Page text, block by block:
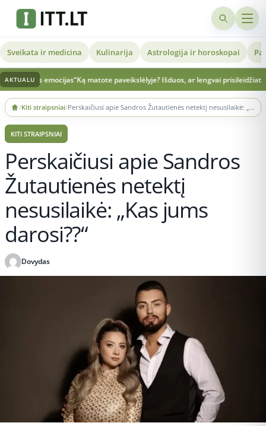
Sveikata ir medicina Kulinarija Astrologija ir horoskopai
AKTUALU
emocijas“Ką matote paveikslėlyje? Išduos, ar lengvai prisileidžiate naujus
Skip
to
content
/Kiti straipsniai/ Perskaičiusi apie Sandros Žutautienės netektį nesusilaikė: „Kas jums darosi??“
KITI STRAIPSNIAI
Perskaičiusi apie Sandros
Žutautienės netektį
nesusilaikė: „Kas jums
darosi??“
Dovydas